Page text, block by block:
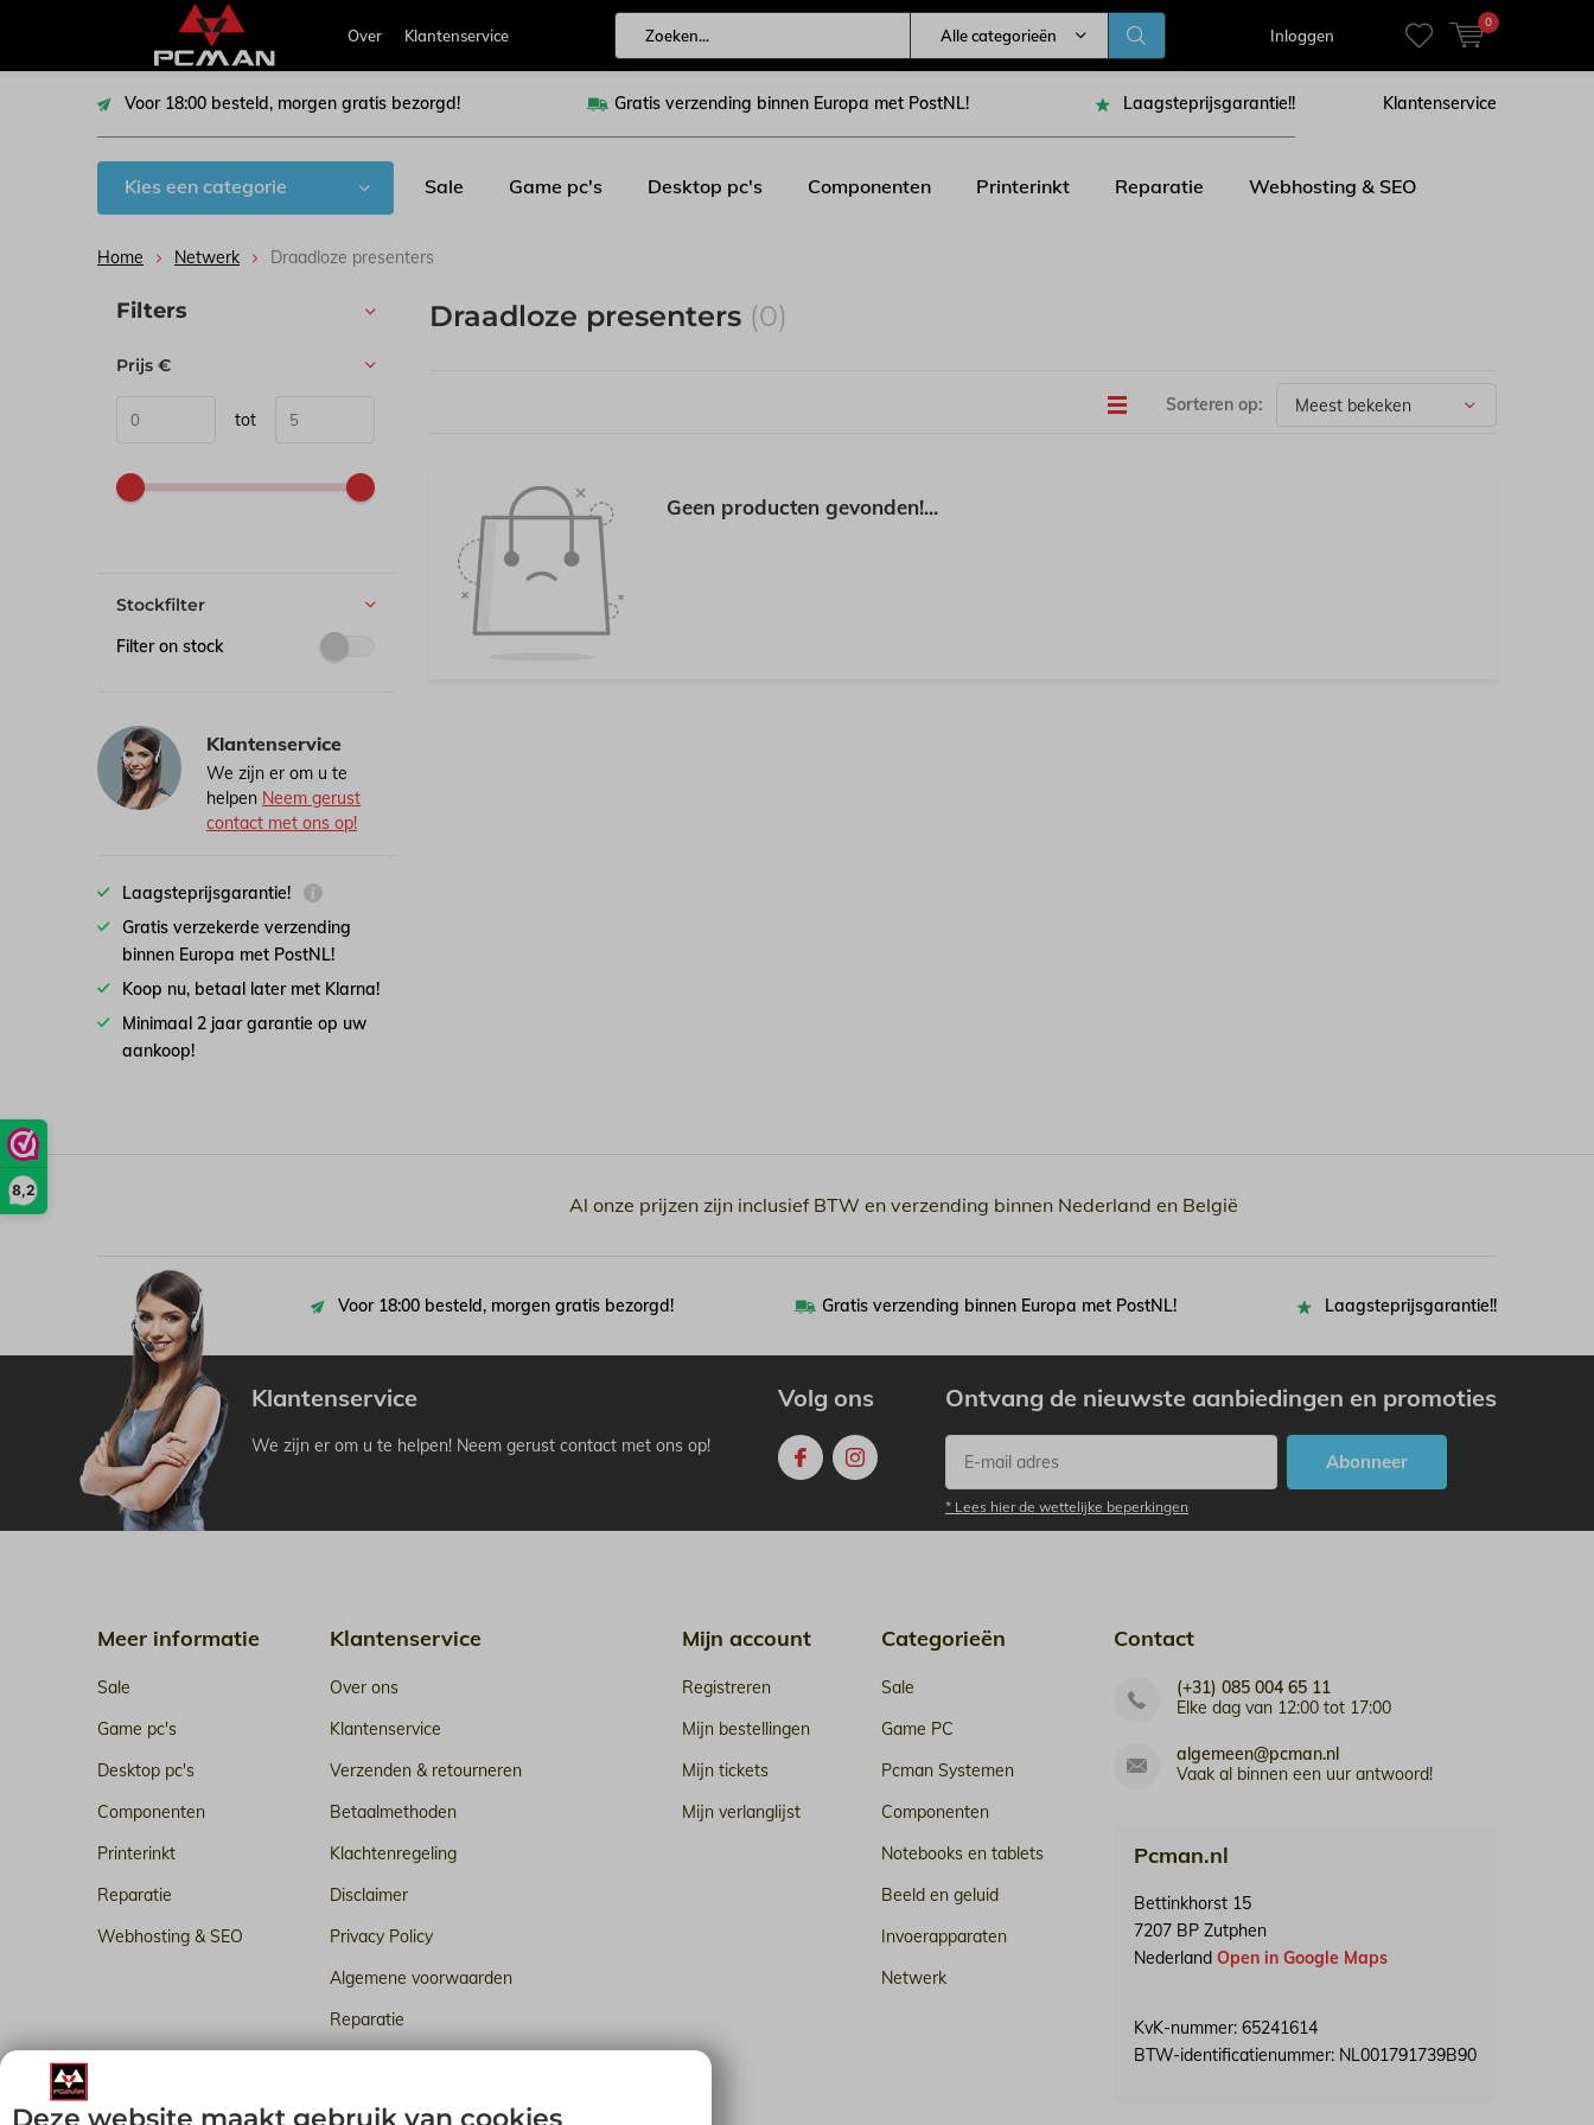
8,2
Over Klantenservice Alle categorieën Inloggen
0
Voor 18:00 besteld, morgen gratis bezorgd! Gratis verzending binnen Europa met PostNL! Laagsteprijsgarantie!! Klantenservice
Kies een categorie Sale Game pc's Desktop pc's Componenten Printerinkt Reparatie Webhosting & SEO
Home Netwerk Draadloze presenters
Draadloze presenters (0)
Sorteren op:
Geen producten gevonden!...
Sorteren op:
Filters
Prijs €
tot
Stockfilter
Filter on stock
Klantenservice
We zijn er om u te
helpen Neem gerust
contact met ons op!
Laagsteprijsgarantie!
Gratis verzekerde verzending
binnen Europa met PostNL!
Koop nu, betaal later met Klarna!
Minimaal 2 jaar garantie op uw
aankoop!
Al onze prijzen zijn inclusief BTW en verzending binnen Nederland en België
Voor 18:00 besteld, morgen gratis bezorgd! Gratis verzending binnen Europa met PostNL! Laagsteprijsgarantie!!
Klantenservice
We zijn er om u te helpen! Neem gerust contact met ons op!
Volg ons Ontvang de nieuwste aanbiedingen en promoties
Abonneer
* Lees hier de wettelijke beperkingen
Meer informatie
Sale
Game pc's
Desktop pc's
Componenten
Printerinkt
Reparatie
Webhosting & SEO
Klantenservice
Over ons
Klantenservice
Verzenden & retourneren
Betaalmethoden
Klachtenregeling
Disclaimer
Privacy Policy
Algemene voorwaarden
Reparatie
Mijn account
Registreren
Mijn bestellingen
Mijn tickets
Mijn verlanglijst
Categorieën
Sale
Game PC
Pcman Systemen
Componenten
Notebooks en tablets
Beeld en geluid
Invoerapparaten
Netwerk
Contact
(+31) 085 004 65 11
Elke dag van 12:00 tot 17:00
algemeen@pcman.nl
Vaak al binnen een uur antwoord!
Pcman.nl
Bettinkhorst 15
7207 BP Zutphen
Nederland Open in Google Maps
KvK-nummer: 65241614
BTW-identificatienummer: NL001791739B90
Deze website maakt gebruik van cookies